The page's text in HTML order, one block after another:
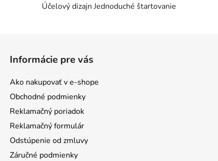
Účelový dizajn Jednoduché štartovanie
Informácie pre vás
Ako nakupovať v e-shope
Obchodné podmienky
Reklamačný poriadok
Reklamačný formulár
Odstúpenie od zmluvy
Záručné podmienky